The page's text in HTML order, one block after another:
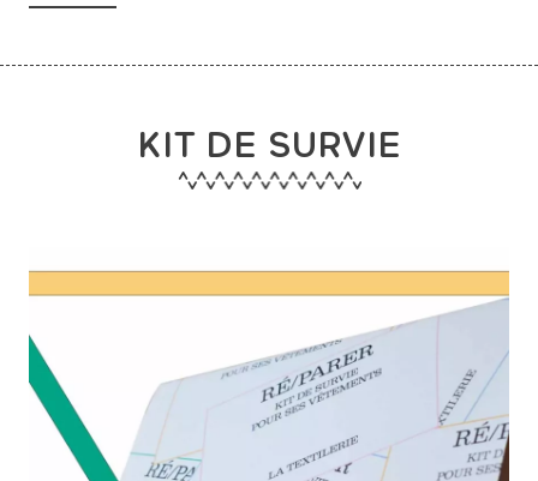
KIT DE SURVIE